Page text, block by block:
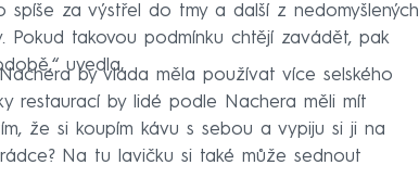
spíše za výstřel do tmy a další z nedomyšlených
takovou podmínku chtějí zavádět, pak
uvedla.
by vláda měla používat více selského
restaurací by lidé podle Nachera měli mít
že si koupím kávu s sebou a vypiju si ji na
Na tu lavičku si také může sednout